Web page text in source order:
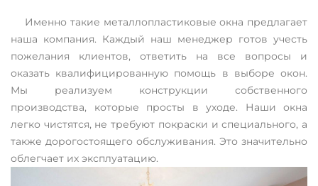
Именно такие металлопластиковые окна предлагает
наша компания. Каждый наш менеджер готов учесть
пожелания клиентов, ответить на все вопросы и
оказать квалифицированную помощь в выборе окон.
Мы реализуем конструкции собственного
производства, которые просты в уходе. Наши окна
легко чистятся, не требуют покраски и специального, а
также дорогостоящего обслуживания. Это значительно
облегчает их эксплуатацию.